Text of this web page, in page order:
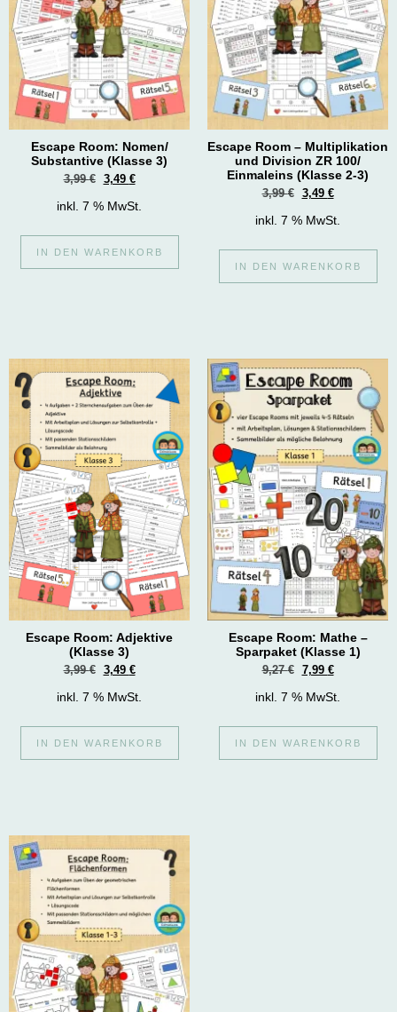
Escape Room: Nomen/
Substantive (Klasse 3)
3,99€ 3,49 €
inkl. 7 % MwSt.
IN DEN WARENKORB
Escape Room – Multiplikation
und Division ZR 100/
Einmaleins (Klasse 2-3)
3,99€ 3,49 €
inkl. 7 % MwSt.
IN DEN WARENKORB
Escape Room: Adjektive
(Klasse 3)
3,99€ 3,49 €
inkl. 7 % MwSt.
IN DEN WARENKORB
Escape Room: Mathe –
Sparpaket (Klasse 1)
9,27€ 7,99 €
inkl. 7 % MwSt.
IN DEN WARENKORB